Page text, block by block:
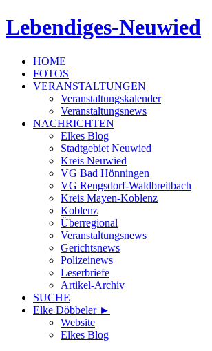
Lebendiges-Neuwied
HOME
FOTOS
VERANSTALTUNGEN
Veranstaltungskalender
Veranstaltungsnews
NACHRICHTEN
Elkes Blog
Stadtgebiet Neuwied
Kreis Neuwied
VG Bad Hönningen
VG Rengsdorf-Waldbreitbach
Kreis Mayen-Koblenz
Koblenz
Überregional
Veranstaltungsnews
Gerichtsnews
Polizeinews
Leserbriefe
Artikel-Archiv
SUCHE
Elke Döbbeler ►
Website
Elkes Blog